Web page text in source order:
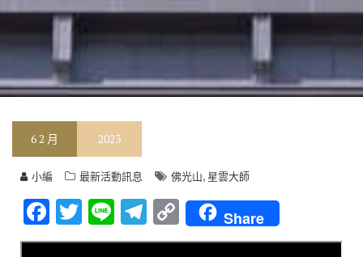
62 月 2023
小編 最新活動訊息 佛光山, 星雲大師
F
ac
T
w
Li
n
T
el
C
o
Share